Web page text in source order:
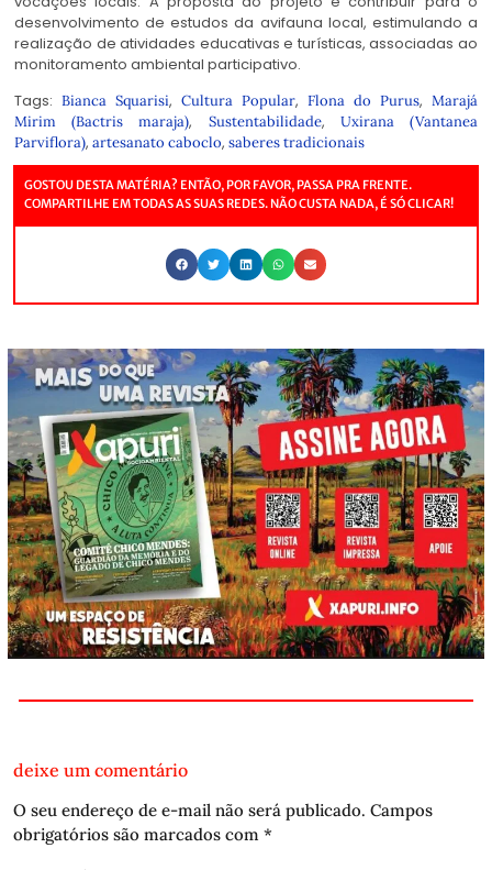
desenvolvimento de estudos da avifauna local, estimulando a
realização de atividades educativas e turísticas, associadas ao
monitoramento ambiental participativo.
Tags: Bianca Squarisi, Cultura Popular, Flona do Purus, Marajá
Mirim (Bactris maraja), Sustentabilidade, Uxirana (Vantanea
Parviflora), artesanato caboclo, saberes tradicionais
GOSTOU DESTA MATÉRIA? ENTÃO, POR FAVOR, PASSA PRA FRENTE.
COMPARTILHE EM TODAS AS SUAS REDES. NÃO CUSTA NADA, É SÓ CLICAR!
deixe um comentário
O seu endereço de e-mail não será publicado. Campos
obrigatórios são marcados com *